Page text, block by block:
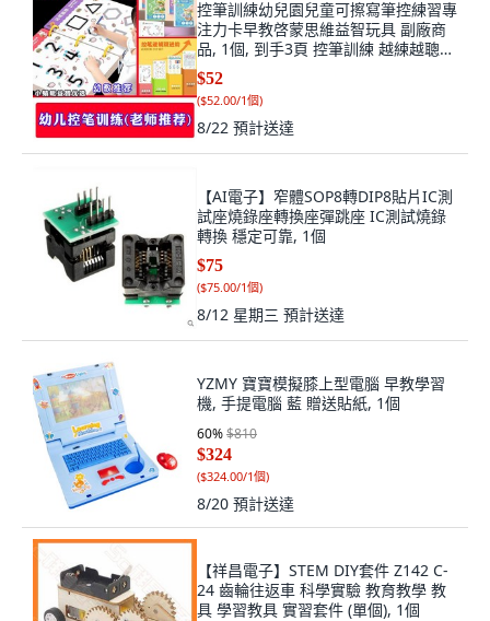
控筆訓練幼兒園兒童可擦寫筆控練習專
注力卡早教啓蒙思維益智玩具 副廠商
品, 1個, 到手3頁 控筆訓練 越練越聰
明, N/A
$52
($52.00/1個)
8/22 預計送達
【AI電子】窄體SOP8轉DIP8貼片IC測
試座燒錄座轉換座彈跳座 IC測試燒錄
轉換 穩定可靠, 1個
$75
($75.00/1個)
8/12 星期三 預計送達
YZMY 寶寶模擬膝上型電腦 早教學習
機, 手提電腦 藍 贈送貼紙, 1個
60%$810
$324
($324.00/1個)
8/20 預計送達
【祥昌電子】STEM DIY套件 Z142 C-
24 齒輪往返車 科學實驗 教育教學 教
具 學習教具 實習套件 (單個), 1個